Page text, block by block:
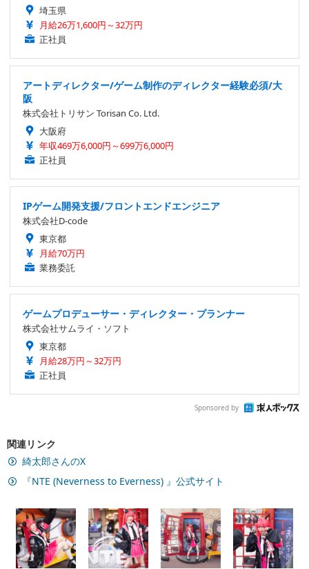
埼玉県
月給26万1,600円～32万円
正社員
アートディレクター/ゲーム制作のディレクター経験必須/大
阪
株式会社トリサン Torisan Co. Ltd.
大阪府
年収469万6,000円～699万6,000円
正社員
IPゲーム開発支援/フロントエンドエンジニア
株式会社D-code
東京都
月給70万円
業務委託
ゲームプロデューサー・ディレクター・プランナー
株式会社サムライ・ソフト
東京都
月給28万円～32万円
正社員
Sponsored by
関連リンク
綺太郎さんのX
『NTE (Neverness to Everness) 』公式サイト